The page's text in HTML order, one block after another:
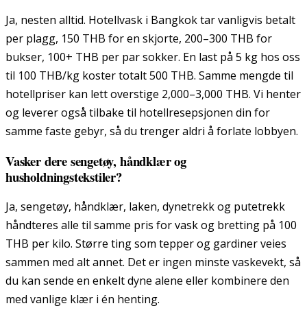
Ja, nesten alltid. Hotellvask i Bangkok tar vanligvis betalt
per plagg, 150 THB for en skjorte, 200–300 THB for
bukser, 100+ THB per par sokker. En last på 5 kg hos oss
til 100 THB/kg koster totalt 500 THB. Samme mengde til
hotellpriser kan lett overstige 2,000–3,000 THB. Vi henter
og leverer også tilbake til hotellresepsjonen din for
samme faste gebyr, så du trenger aldri å forlate lobbyen.
Vasker dere sengetøy, håndklær og
husholdningstekstiler?
Ja, sengetøy, håndklær, laken, dynetrekk og putetrekk
håndteres alle til samme pris for vask og bretting på 100
THB per kilo. Større ting som tepper og gardiner veies
sammen med alt annet. Det er ingen minste vaskevekt, så
du kan sende en enkelt dyne alene eller kombinere den
med vanlige klær i én henting.